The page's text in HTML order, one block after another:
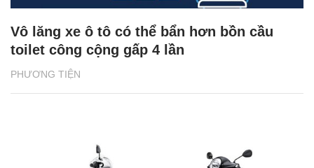
PHƯƠNG TIỆN
Vô lăng xe ô tô có thể bẩn hơn bồn cầu
toilet công cộng gấp 4 lần